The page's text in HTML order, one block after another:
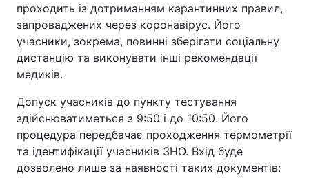
Техно і зв'язок Лайт
Інциденти
Здоров'я
Цікавинки Погода
Екологія Регіони
Лонгріди
проходить із дотриманням карантинних правил,
запроваджених через коронавірус. Його
учасники, зокрема, повинні зберігати соціальну
дистанцію та виконувати інші рекомендації
медиків.
Допуск учасників до пункту тестування
здійснюватиметься з 9:50 і до 10:50. Його
процедура передбачає проходження термометрії
та ідентифікації учасників ЗНО. Вхід буде
дозволено лише за наявності таких документів: